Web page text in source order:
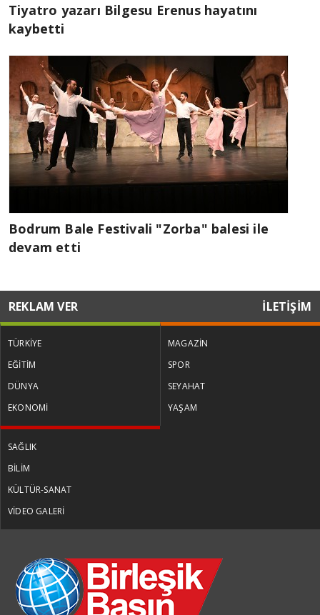
Tiyatro yazarı Bilgesu Erenus hayatını
kaybetti
Bodrum Bale Festivali "Zorba" balesi ile
devam etti
REKLAM VER İLETİŞİM
TÜRKİYE
EĞİTİM
DÜNYA
EKONOMİ
MAGAZİN
SPOR
SEYAHAT
YAŞAM
SAĞLIK
BİLİM
KÜLTÜR-SANAT
VİDEO GALERİ